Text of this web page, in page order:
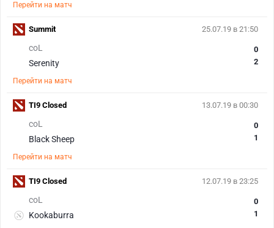
Перейти на матч
25.07.19 в 21:50
coL
Serenity
0
2
Перейти на матч
Summit
13.07.19 в 00:30
coL
Black Sheep
0
1
Перейти на матч
TI9 Closed
12.07.19 в 23:25
coL
Kookaburra
0
1
TI9 Closed